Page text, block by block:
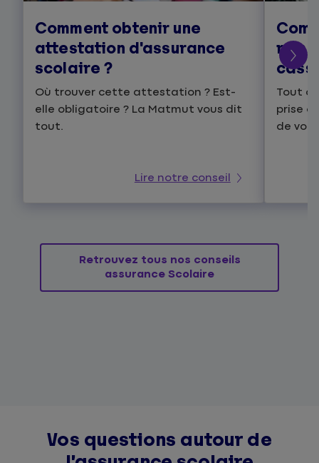
Comment obtenir une
attestation d'assurance
scolaire ?
Où trouver cette attestation ? Est-
elle obligatoire ? La Matmut vous dit
tout.
Lire notre conseil
Tout
prise
de
Retrouvez tous nos conseils
assurance Scolaire
Vos questions autour de